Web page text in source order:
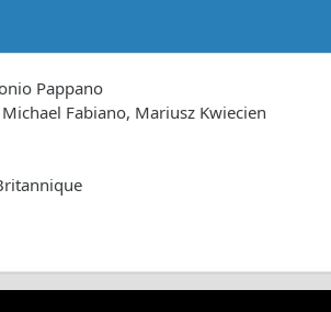
Pappano
Michael Fabiano, Mariusz Kwiecien